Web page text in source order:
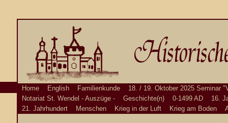
Home English Familienkunde
18. / 19. Oktober 2025 Seminar
Notariat St. Wendel - Auszüge -
Geschichte(n) 0-1499 AD
16.
21. Jahrhundert
Menschen Krieg in der Luft Krieg am Boden